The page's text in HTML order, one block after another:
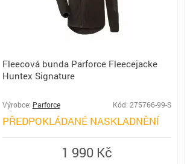
Fleecová bunda Parforce Fleecejacke
Huntex Signature
Výrobce: Parforce Kód: 275766-99-S
PŘEDPOKLÁDANÉ NASKLADNĚNÍ
1 990 Kč